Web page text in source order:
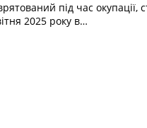
під час окупації,
2025 року в…